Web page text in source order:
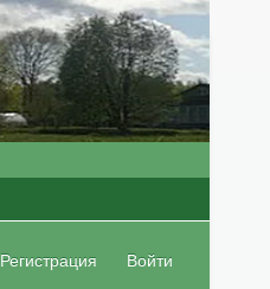
Регистрация Войти